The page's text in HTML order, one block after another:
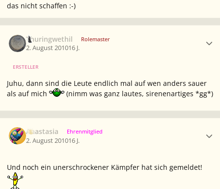
das nicht schaffen :-)
Thuringwethil Rolemaster
2. August 201016 J.
ERSTELLER
Juhu, dann sind die Leute endlich mal auf wen anders sauer
als auf mich
(nimm was ganz lautes, sirenenartiges *gg*)
Anastasia Ehrenmitglied
2. August 201016 J.
Und noch ein unerschrockener Kämpfer hat sich gemeldet!